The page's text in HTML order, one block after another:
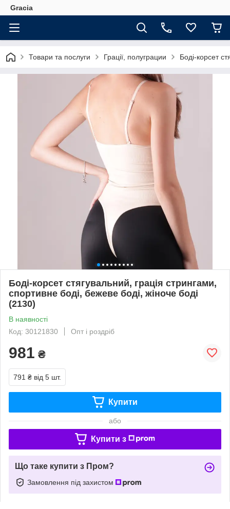
Gracia
Товари та послуги Грації, полуграции Боді-корсет
Боді-корсет стягувальний, грація стрингами,
спортивне боді, бежеве боді, жіноче боді
(2130)
В наявності
Код: 30121830
Опт і роздріб
981 ₴
791 ₴ від 5 шт.
Купити
або
Купити з
Що таке купити з Пром?
Замовлення під захистом